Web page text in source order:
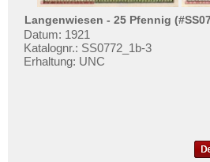
Luckau
Luckenwalde
Lüdinghausen
Langenwiesen - 25 Pfennig
Datum: 1921
Katalognr.: SS0772_1b-3
Erhaltung: UNC